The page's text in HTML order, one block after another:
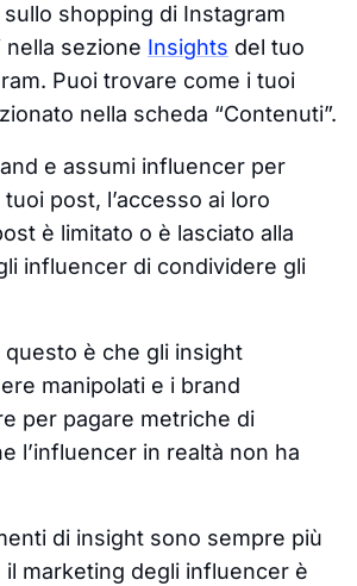
shopping di Instagram
sezione Insights del tuo
Puoi trovare come i tuoi
nella scheda “Contenuti”.
e assumi influencer per
post, l’accesso ai loro
è limitato o è lasciato alla
influencer di condividere gli
questo è che gli insight
manipolati e i brand
per pagare metriche di
l’influencer in realtà non ha
di insight sono sempre più
marketing degli influencer è